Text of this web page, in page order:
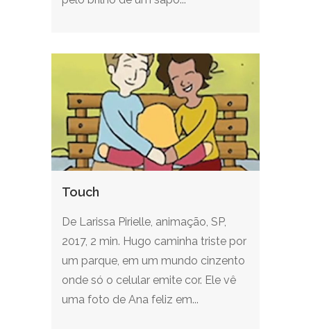
Touch
De Larissa Pirielle, animação, SP,
2017, 2 min. Hugo caminha triste por
um parque, em um mundo cinzento
onde só o celular emite cor. Ele vê
uma foto de Ana feliz em...